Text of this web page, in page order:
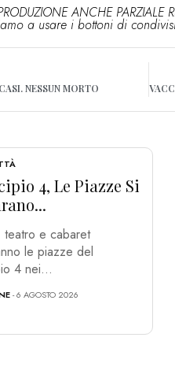
ANCHE PARZIALE
a usare i bottoni di
NESSUN MORTO
4, Le Piazze Si
teatro e cabaret
le piazze del
4 nei...
- 6 AGOSTO 2026